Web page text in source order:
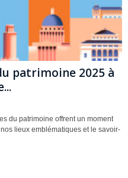
patrimoine 2025 à
du patrimoine offrent un moment
lieux emblématiques et le savoir-